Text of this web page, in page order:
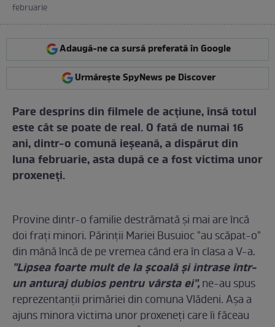
februarie
Adaugă-ne ca sursă preferată în Google
Urmărește SpyNews pe Discover
Pare desprins din filmele de acţiune, însă totul
este cât se poate de real. O fată de numai 16
ani, dintr-o comună ieşeană, a dispărut din
luna februarie, asta după ce a fost victima unor
proxeneţi.
Provine dintr-o familie destrămată şi mai are încă
doi fraţi minori. Părinţii Mariei Busuioc "au scăpat-o"
din mână încă de pe vremea când era în clasa a V-a.
"Lipsea foarte mult de la şcoală şi intrase într-
un anturaj dubios pentru vârsta ei",ne-au spus
reprezentanţii primăriei din comuna Vlădeni. Aşa a
ajuns minora victima unor proxeneţi care îi făceau